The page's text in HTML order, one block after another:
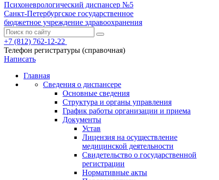
Психоневрологический диспансер №5
Санкт-Петербургское государственное
бюджетное учреждение здравоохранения
+7 (812) 762-12-22
Телефон регистратуры (справочная)
Написать
Главная
Сведения о диспансере
Основные сведения
Структура и органы управления
График работы организации и приема
Документы
Устав
Лицензия на осуществление
медицинской деятельности
Свидетельство о государственной
регистрации
Нормативные акты